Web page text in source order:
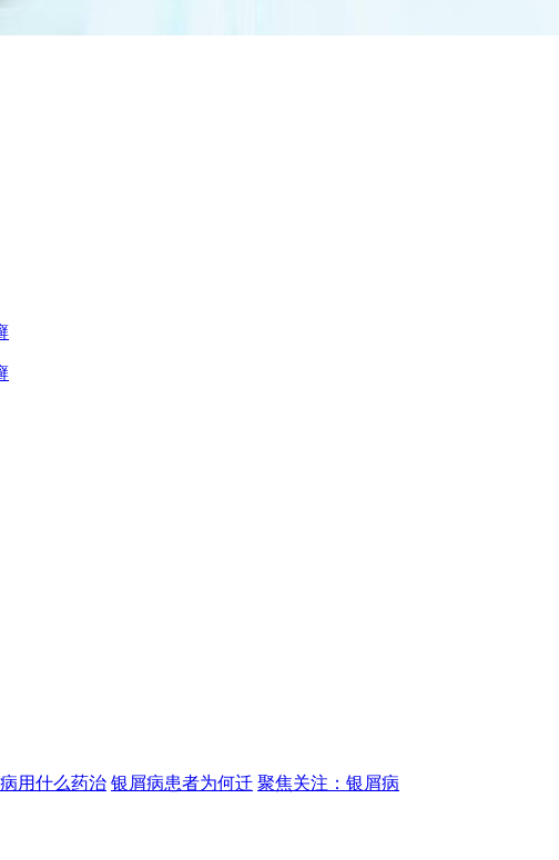
用什么药治 银屑病患者为何迁 聚焦关注：银屑病